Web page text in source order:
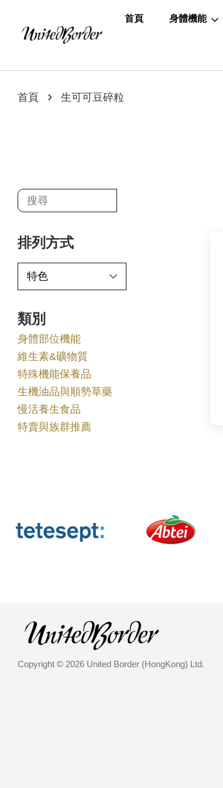
首頁 身體機能
首頁 › 生可可豆碎粒
排列方式
類別
身體部位機能
維生素&礦物質
特殊機能保養品
生機油品與順勢草藥
慢活養生食品
特賣與族群推薦
Copyright © 2026 United Border (HongKong) Ltd.